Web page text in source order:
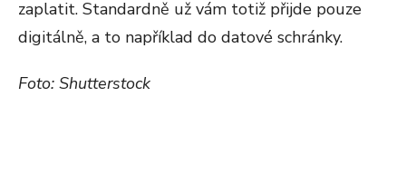
zaplatit. Standardně už vám totiž přijde pouze
digitálně, a to například do datové schránky.
Foto: Shutterstock